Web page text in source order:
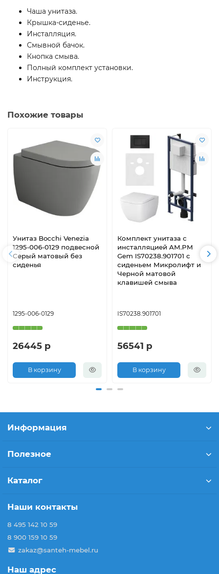
Чаша унитаза.
Крышка-сиденье.
Инсталляция.
Смывной бачок.
Кнопка смыва.
Полный комплект установки.
Инструкция.
Похожие товары
Унитаз Bocchi Venezia
1295-006-0129 подвесной
Серый матовый без
сиденья
1295-006-0129
26445 р
В корзину
Комплект унитаза с
инсталляцией AM.PM
Gem IS70238.901701 с
сиденьем Микролифт и
Черной матовой
клавишей смыва
IS70238.901701
56541 р
В корзину
Информация
Полезное
Каталог
Наши контакты
8 495 142 10 59
8 900 159 10 59
zakaz@santeh-mebel.ru
Наш адрес